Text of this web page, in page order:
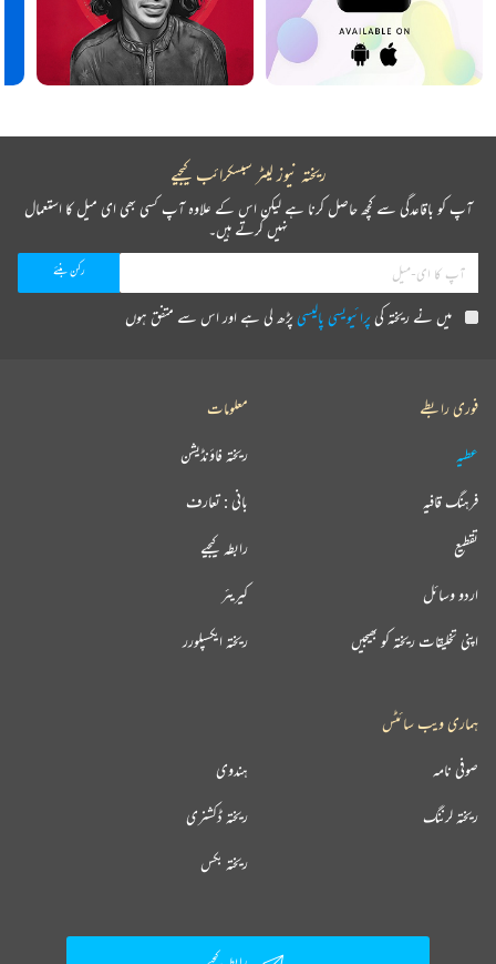
ریختہ نیوز لیٹر سبسکرائب کیجیے
آپ کو باقاعدگی سے کچھ حاصل کرنا ہے لیکن اس کے علاوہ آپ کسی بھی ای میل کا استعمال
نہیں کرتے ہیں۔
میں نے ریختہ کیپرائیویسی پالیسیپڑھ لی ہے اور اس سے متفق ہوں
فوری رابطے
عطیہ
فرہنگ قافیہ
تقطیع
اردو وسائل
اپنی تخلیقات ریختہ کو بھیجیں
معلومات
ریختہ فاؤنڈیشن
بانی : تعارف
رابطہ کیجیے
کیریئر
ریختہ ایکسپلورر
ہماری ویب سائٹس
ہندوی صوفی نامہ
ریختہ ڈکشنری ریختہ لرننگ
ریختہ بکس